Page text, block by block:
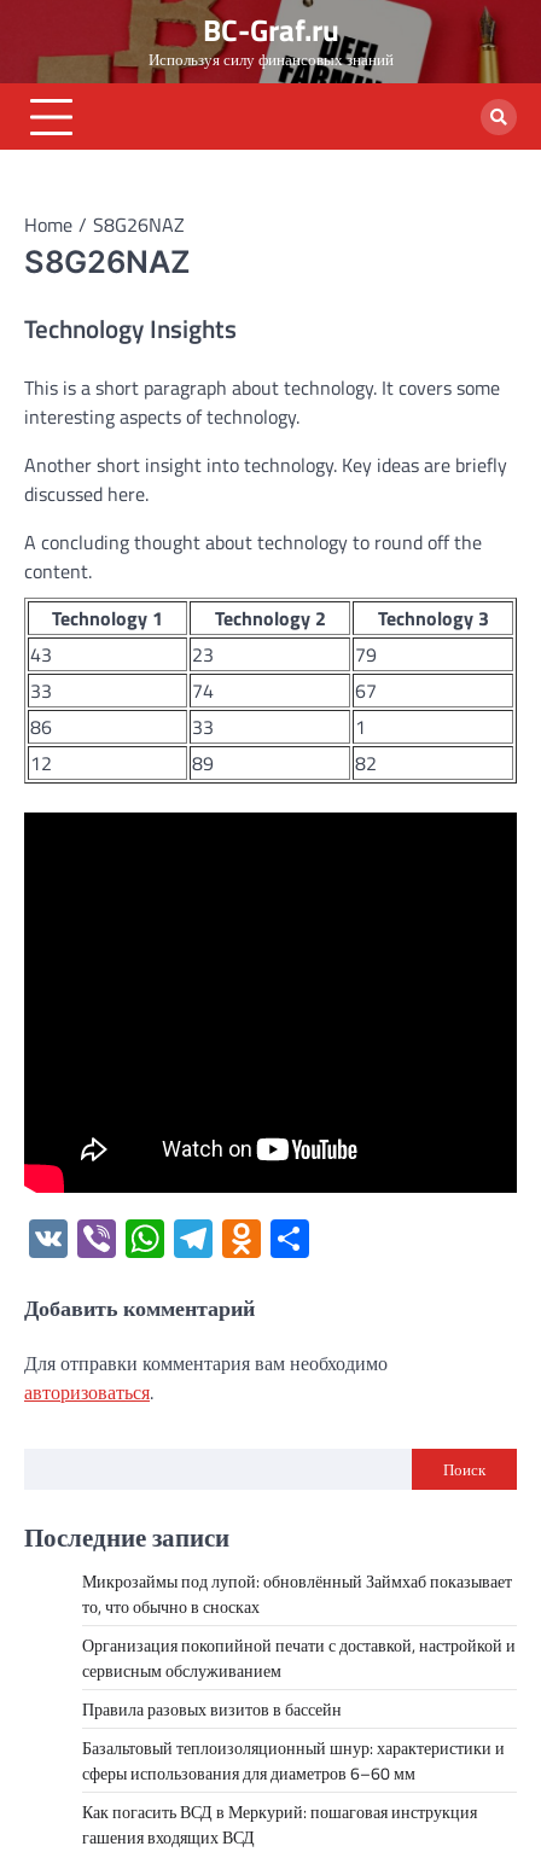
content
BC-Graf.ru
Используя силу финансовых знаний
Home S8G26NAZ
S8G26NAZ
Technology Insights
This is a short paragraph about technology. It covers some
interesting aspects of technology.
Another short insight into technology. Key ideas are briefly
discussed here.
A concluding thought about technology to round off the
content.
Technology 1
Technology 2
Technology 3
43
23
79
33
74
67
86
33
1
12
89 82
VK ViberWhatsApp
Telegram
Odnoklassniki
Добавить комментарий
Для отправки комментария вам необходимо
авторизоваться.
Поиск
Последние записи
Микрозаймы под лупой: обновлённый Займхаб показывает
то, что обычно в сносках
Организация покопийной печати с доставкой, настройкой и
сервисным обслуживанием
Правила разовых визитов в бассейн
Базальтовый теплоизоляционный шнур: характеристики и
сферы использования для диаметров 6–60 мм
Как погасить ВСД в Меркурий: пошаговая инструкция
гашения входящих ВСД